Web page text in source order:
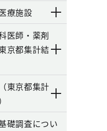
療施設
医師・薬剤
京都集計結
東京都集計
礎調査につい